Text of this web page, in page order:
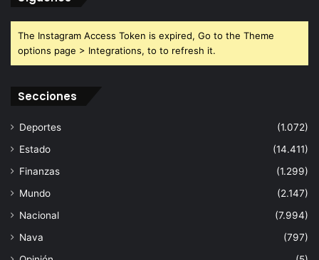
The Instagram Access Token is expired, Go to the Theme
options page > Integrations, to to refresh it.
Secciones
Deportes
(1.072)
Estado
(14.411)
Finanzas
(1.299)
Mundo
(2.147)
Nacional
(7.994)
Nava
(797)